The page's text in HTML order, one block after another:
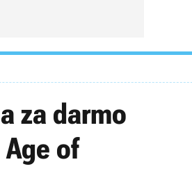
za darmo
of